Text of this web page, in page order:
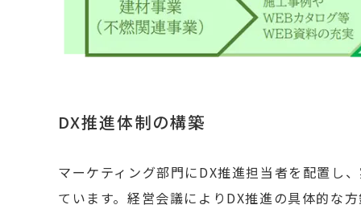
DX推進体制の構築
マーケティング部門にDX推進担当者を配置し
ています。経営会議によりDX推進の具体的な